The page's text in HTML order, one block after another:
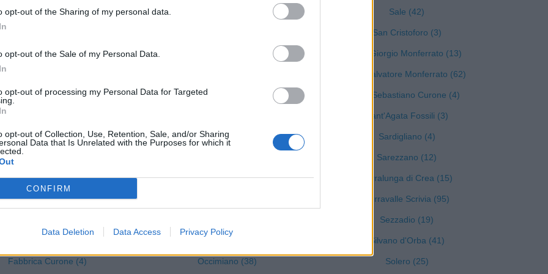
opt-out of the Sharing of my personal data.
opt-out of the Sale of my Personal Data.
opt-out of processing my Personal Data for Targeted
opt-out of Collection, Use, Retention, Sale, and/or Sharing
Data that Is Unrelated with the Purposes for which it
CONFIRM
Data Deletion Data Access Privacy Policy
Castelspina (4)
Cella Monte (5)
Cerreto Grue (1)
Cerrina Monferrato (15)
Coniolo (7)
Conzano (6)
Costa Vescovato (11)
Cremolino (18)
Fabbrica Curone (4)
Montegioco (4)
Morano sul Po (13)
Mornese (9)
Occimiano (38)
Sale (42)
San Cristoforo (3)
San Giorgio Monferrato (13)
San Salvatore Monferrato (62)
San Sebastiano Curone (4)
Sant'Agata Fossili (3)
Sardigliano (4)
Sarezzano (12)
Serralunga di Crea (15)
Serravalle Scrivia (95)
Sezzadio (19)
Silvano d'Orba (41)
Solero (25)